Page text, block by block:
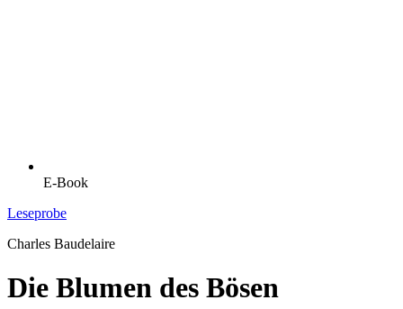
E-Book
Leseprobe
Charles Baudelaire
Die Blumen des Bösen